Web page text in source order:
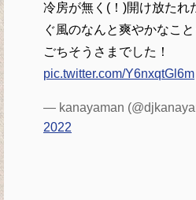
冷房が無く(！)開け放たれ
ぐ風のなんと爽やかなこ
ごちそうさまでした！
pic.twitter.com/Y6nxqtGl6m
— kanayaman
2022